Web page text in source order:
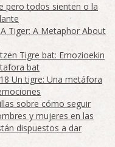
pero todos sienten o la
Tiger: A Metaphor About
Tigre bat: Emozioekin
bat
Un tigre: Una metáfora
sobre cómo seguir
y mujeres en las
dispuestos a dar